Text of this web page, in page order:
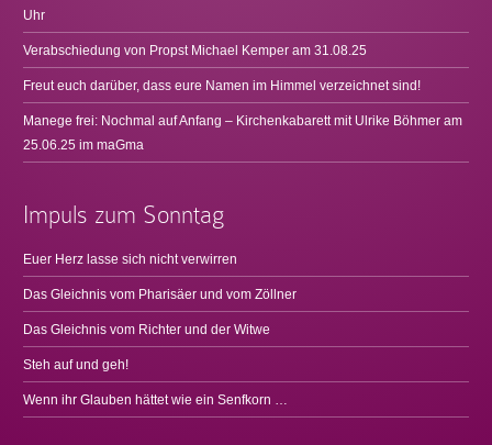
Uhr
Verabschiedung von Propst Michael Kemper am 31.08.25
Freut euch darüber, dass eure Namen im Himmel verzeichnet sind!
Manege frei: Nochmal auf Anfang – Kirchenkabarett mit Ulrike Böhmer am
25.06.25 im maGma
Impuls zum Sonntag
Euer Herz lasse sich nicht verwirren
Das Gleichnis vom Pharisäer und vom Zöllner
Das Gleichnis vom Richter und der Witwe
Steh auf und geh!
Wenn ihr Glauben hättet wie ein Senfkorn …